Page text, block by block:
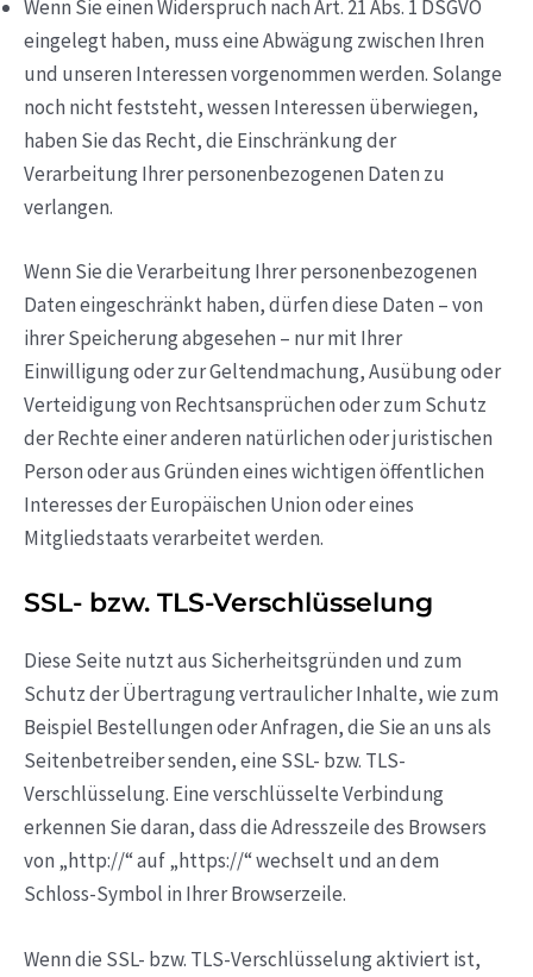
Wenn Sie einen Widerspruch nach Art. 21 Abs. 1 DSGVO
eingelegt haben, muss eine Abwägung zwischen Ihren
und unseren Interessen vorgenommen werden. Solange
noch nicht feststeht, wessen Interessen überwiegen,
haben Sie das Recht, die Einschränkung der
Verarbeitung Ihrer personenbezogenen Daten zu
verlangen.
Wenn Sie die Verarbeitung Ihrer personenbezogenen
Daten eingeschränkt haben, dürfen diese Daten – von
ihrer Speicherung abgesehen – nur mit Ihrer
Einwilligung oder zur Geltendmachung, Ausübung oder
Verteidigung von Rechtsansprüchen oder zum Schutz
der Rechte einer anderen natürlichen oder juristischen
Person oder aus Gründen eines wichtigen öffentlichen
Interesses der Europäischen Union oder eines
Mitgliedstaats verarbeitet werden.
SSL- bzw. TLS-Verschlüsselung
Diese Seite nutzt aus Sicherheitsgründen und zum
Schutz der Übertragung vertraulicher Inhalte, wie zum
Beispiel Bestellungen oder Anfragen, die Sie an uns als
Seitenbetreiber senden, eine SSL- bzw. TLS-
Verschlüsselung. Eine verschlüsselte Verbindung
erkennen Sie daran, dass die Adresszeile des Browsers
von „http://“ auf „https://“ wechselt und an dem
Schloss-Symbol in Ihrer Browserzeile.
Wenn die SSL- bzw. TLS-Verschlüsselung aktiviert ist,